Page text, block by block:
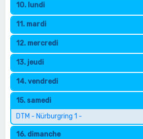
10. lundi
11. mardi
12. mercredi
13. jeudi
14. vendredi
15. samedi
DTM - Nürburgring 1 -
16. dimanche